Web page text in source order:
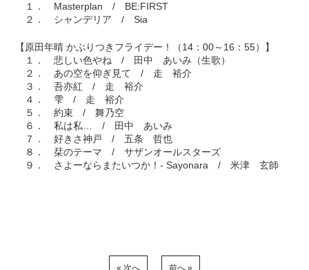
１． Masterplan / BE:FIRST
２． シャンデリア / Sia
【原田年晴 かぶりつきフライデー！（14：00～16：55）】
１． 悲しい色やね / 田中 あいみ（生歌）
２． あの空を仰ぎ見て / 走 裕介
３． 吾亦紅 / 走 裕介
４． 雫 / 走 裕介
５． 約束 / 舞乃空
６． 私は私… / 田中 あいみ
７． 好きさ神戸 / 五条 哲也
８． 栞のテーマ / サザンオールスターズ
９． さよーならまたいつか！- Sayonara / 米津 玄師